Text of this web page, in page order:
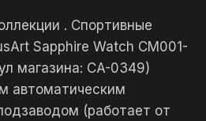
. Спортивные
Sapphire Watch CM001-
магазина: CA-0349)
автоматическим
(работает от